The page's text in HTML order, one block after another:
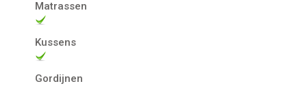
Matrassen
Kussens
Gordijnen